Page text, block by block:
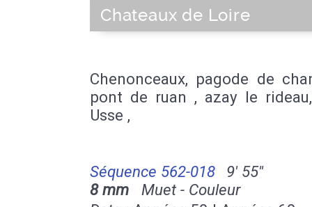
Chateaux de Loire
Chenonceaux, pagode de
pont de ruan , azay le
Usse ,
Séquence 562-018
9' 55''
8 mm Muet - Couleur